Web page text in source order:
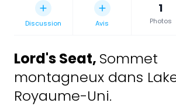
Discussion Avis
1
Photos
Lord's Seat, Sommet
montagneux dans
Royaume-Uni.